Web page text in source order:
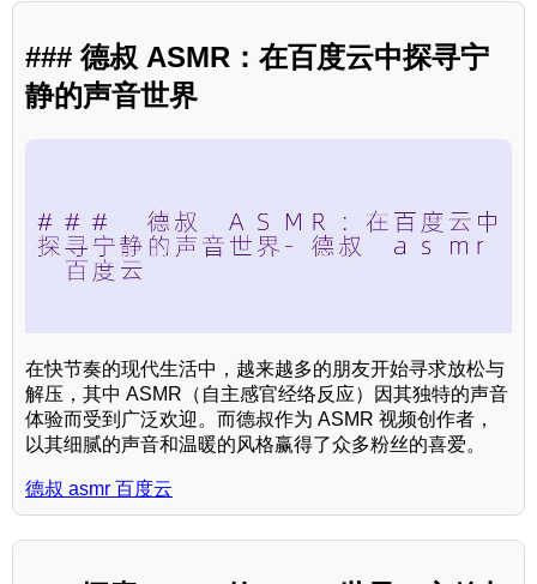
### 德叔 ASMR：在百度云中探寻宁
静的声音世界
在快节奏的现代生活中，越来越多的朋友开始寻求放松与
解压，其中 ASMR（自主感官经络反应）因其独特的声音
体验而受到广泛欢迎。而德叔作为 ASMR 视频创作者，
以其细腻的声音和温暖的风格赢得了众多粉丝的喜爱。
德叔 asmr 百度云